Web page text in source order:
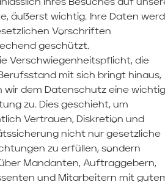
Ihres Besuches auf
äußerst wichtig. Ihre Daten
Vorschriften
geschützt.
Verschwiegenheitspflicht, die
mit sich bringt hinaus,
wir dem Datenschutz eine
zu. Dies geschieht, um
Vertrauen, Diskretion und
nicht nur gesetzliche
zu erfüllen, sondern
Mandanten, Auftraggebern,
und Mitarbeitern mit